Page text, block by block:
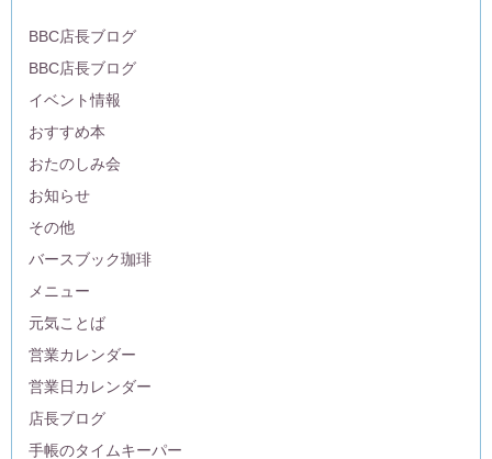
BBC店長ブログ
BBC店長ブログ
イベント情報
おすすめ本
おたのしみ会
お知らせ
その他
バースブック珈琲
メニュー
元気ことば
営業カレンダー
営業日カレンダー
店長ブログ
手帳のタイムキーパー